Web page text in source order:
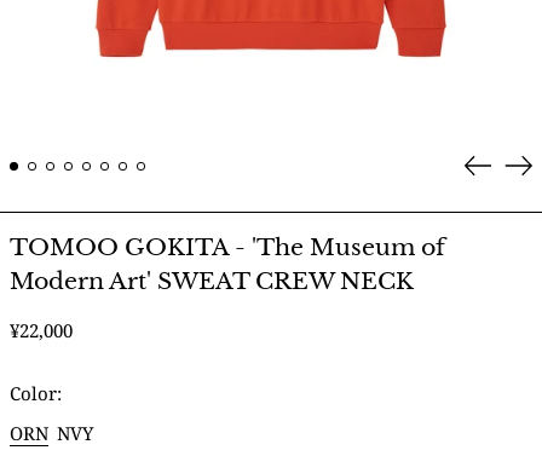
Prev
TOMOO GOKITA - 'The Museum of
Modern Art' SWEAT CREW NECK
通
価
格
¥22,000
Color:
ORN NVY